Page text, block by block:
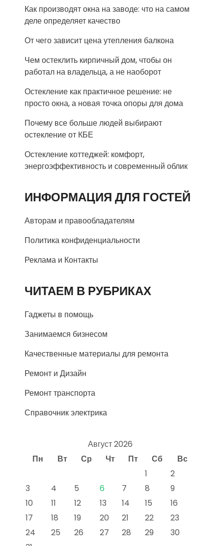
Как производят окна на заводе: что на самом
деле определяет качество
От чего зависит цена утепления балкона
Чем остеклить кирпичный дом, чтобы он
работал на владельца, а не наоборот
Остекление как практичное решение: не
просто окна, а новая точка опоры для дома
Почему все больше людей выбирают
остекление от КБЕ
Остекление коттеджей: комфорт,
энергоэффективность и современный облик
ИНФОРМАЦИЯ ДЛЯ ГОСТЕЙ
Авторам и правообладателям
Политика конфиденциальности
Реклама и Контакты
ЧИТАЕМ В РУБРИКАХ
Гаджеты в помощь
Занимаемся бизнесом
Качественные материалы для ремонта
Ремонт и Дизайн
Ремонт транспорта
Справочник электрика
Август 2026
Пн
Вт Ср Чт Пт Сб
Вс
1
2
3
4 5 6 7 8
9
10
11 12 13 14 15
16
17
18 19 20 21 22
23
24
25 26 27 28 29
30